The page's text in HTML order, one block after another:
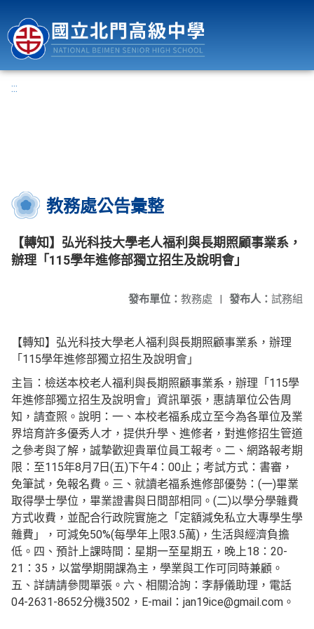
:::
教務處公告彙整
【轉知】弘光科技大學老人福利與長期照顧事業系，
辦理「115學年進修部獨立招生及說明會」
發布人： 試務組
發布單位： 教務處 |
【轉知】弘光科技大學老人福利與長期照顧事業系，辦理
「115學年進修部獨立招生及說明會」
主旨：檢送本校老人福利與長期照顧事業系，辦理「115學
年進修部獨立招生及說明會」資訊單張，惠請單位公告周
知，請查照。說明：一、本校老福系成立至今為各單位及業
界培育許多優秀人才，提供升學、進修者，對進修招生管道
之參考與了解，誠摯歡迎貴單位員工報考。二、網路報考期
限：至115年8月7日(五)下午4：00止；考試方式：書審，
免筆試，免報名費。三、就讀老福系進修部優勢：(一)畢業
取得學士學位，畢業證書與日間部相同。(二)以學分學雜費
方式收費，並配合行政院實施之「定額減免私立大專學生學
雜費」，可減免50%(每學年上限3.5萬)，生活與經濟負擔
低。四、預計上課時間：星期一至星期五，晚上18：20-
21：35，以當學期開課為主，學業與工作可同時兼顧。
五、詳請請參閱單張。六、相關洽詢：李靜儀助理，電話
04-2631-8652分機3502，E-mail：jan19ice@gmail.com。